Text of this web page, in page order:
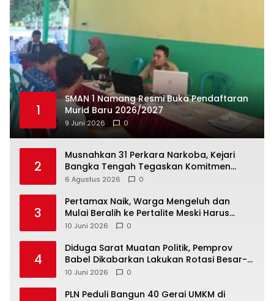
1
SMAN 1 Namang Resmi Buka Pendaftaran
Murid Baru 2026/2027
9 Juni 2026 0
2
Musnahkan 31 Perkara Narkoba, Kejari
Bangka Tengah Tegaskan Komitmen
Berantas Kejahatan Hingga Tuntas
6 Agustus 2026 0
3
‎Pertamax Naik, Warga Mengeluh dan
Mulai Beralih ke Pertalite Meski Harus
10 Juni 2026 0
4
‎Diduga Sarat Muatan Politik, Pemprov
Babel Dikabarkan Lakukan Rotasi Besar-
10 Juni 2026 0
‎PLN Peduli Bangun 40 Gerai UMKM di